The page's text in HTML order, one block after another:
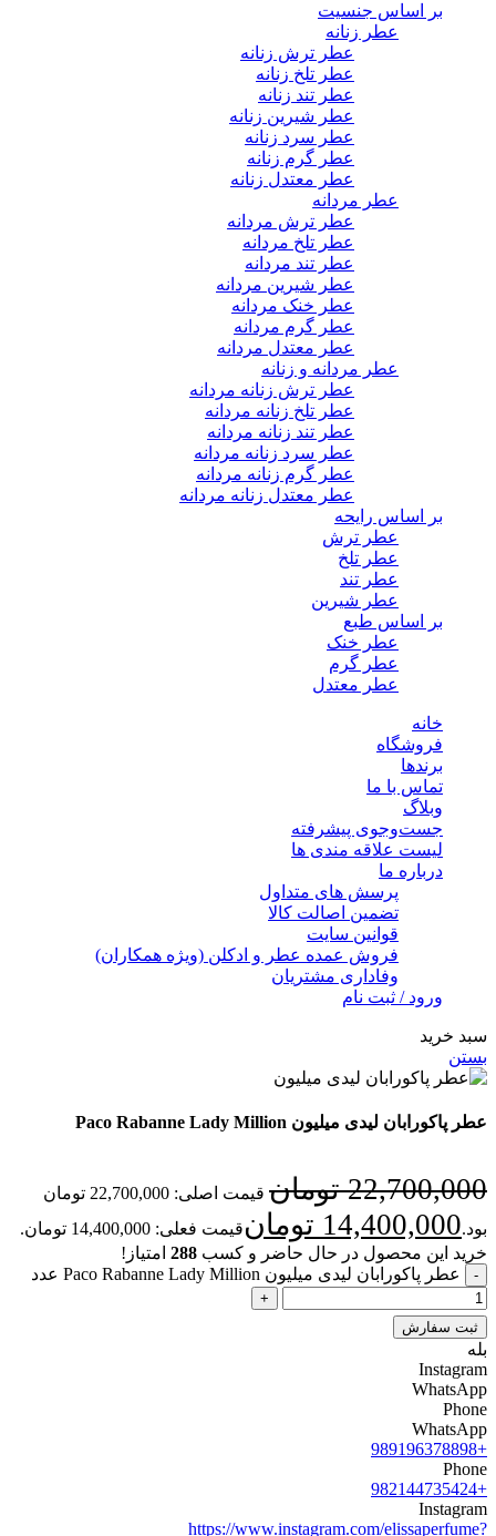
بر اساس جنسیت
عطر زنانه
عطر ترش زنانه
عطر تلخ زنانه
عطر تند زنانه
عطر شیرین زنانه
عطر سرد زنانه
عطر گرم زنانه
عطر معتدل زنانه
عطر مردانه
عطر ترش مردانه
عطر تلخ مردانه
عطر تند مردانه
عطر شیرین مردانه
عطر خنک مردانه
عطر گرم مردانه
عطر معتدل مردانه
عطر مردانه و زنانه
عطر ترش زنانه مردانه
عطر تلخ زنانه مردانه
عطر تند زنانه مردانه
عطر سرد زنانه مردانه
عطر گرم زنانه مردانه
عطر معتدل زنانه مردانه
بر اساس رایحه
عطر ترش
عطر تلخ
عطر تند
عطر شیرین
بر اساس طبع
عطر خنک
عطر گرم
عطر معتدل
خانه
فروشگاه
برندها
تماس با ما
وبلاگ
جست‌وجوی پیشرفته
لیست علاقه مندی ها
درباره ما
پرسش های متداول
تضمین اصالت کالا
قوانین سایت
فروش عمده عطر و ادکلن (ویژه همکاران)
وفاداری مشتریان
ورود / ثبت نام
سبد خرید
بستن
عطر پاکورابان لیدی میلیون Paco Rabanne Lady Million
22,700,000 تومان
قیمت اصلی: 22,700,000 تومان
بود.14,400,000 تومانقیمت فعلی: 14,400,000 تومان.
خرید این محصول در حال حاضر و کسب 288 امتیاز!
عطر پاکورابان لیدی میلیون Paco Rabanne Lady Million عدد
ثبت سفارش
بله
Instagram
WhatsApp
Phone
WhatsApp
+989196378898
Phone
+982144735424
Instagram
https://www.instagram.com/elissaperfume?